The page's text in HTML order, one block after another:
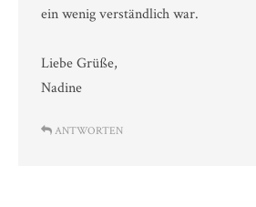
ein wenig verständlich war.
Liebe Grüße,
Nadine
ANTWORTEN